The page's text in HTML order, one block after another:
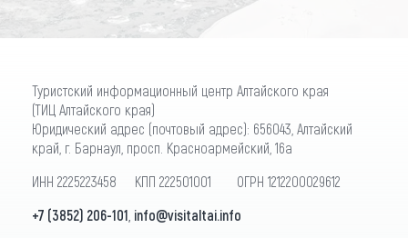
Туристский информационный центр Алтайского края
(ТИЦ Алтайского края)
Юридический адрес (почтовый адрес): 656043, Алтайский
край, г. Барнаул, просп. Красноармейский, 16а
ИНН 2225223458 КПП 222501001 ОГРН 1212200029612
+7 (3852) 206-101 info@visitaltai.info